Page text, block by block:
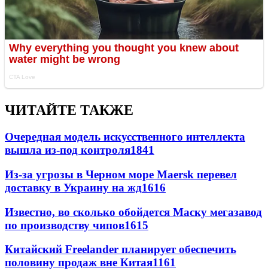
ЧИТАЙТЕ ТАКЖЕ
Очередная модель искусственного интеллекта
вышла из-под контроля1841
Из-за угрозы в Черном море Maersk перевел
доставку в Украину на жд1616
Известно, во сколько обойдется Маску мегазавод
по производству чипов1615
Китайский Freelander планирует обеспечить
половину продаж вне Китая1161